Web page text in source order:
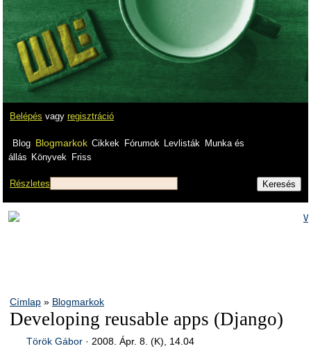
Belépés vagy regisztráció
Blog Blogmarkok Cikkek Fórumok Levlisták
Munka és
állás Könyvek Friss
Részletes
Címlap » Blogmarkok
Developing reusable apps (Django)
Török Gábor· 2008. Ápr. 8. (K), 14.04